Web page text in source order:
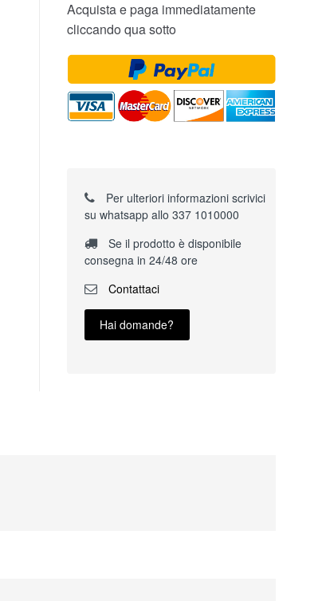
Acquista e paga immediatamente
cliccando qua sotto
Per ulteriori informazioni scrivici
su whatsapp allo 337 1010000
Se il prodotto è disponibile
consegna in 24/48 ore
Contattaci
Hai domande?